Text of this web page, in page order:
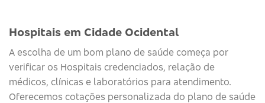
Hospitais em Cidade Ocidental
A escolha de um bom plano de saúde começa por
verificar os Hospitais credenciados, relação de
médicos, clínicas e laboratórios para atendimento.
Oferecemos cotações personalizada do plano de saúde